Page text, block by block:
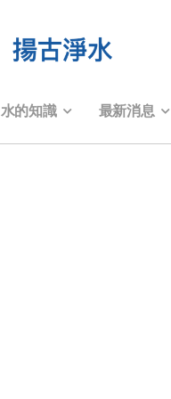
水的知識 最新消息